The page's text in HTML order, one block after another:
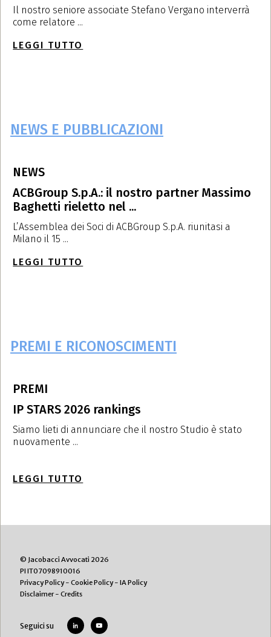
Il nostro seniore associate Stefano Vergano interverrà
come relatore ...
LEGGI TUTTO
NEWS E PUBBLICAZIONI
NEWS
ACBGroup S.p.A.: il nostro partner Massimo
Baghetti rieletto nel ...
L’Assemblea dei Soci di ACBGroup S.p.A. riunitasi a
Milano il 15 ...
LEGGI TUTTO
PREMI E RICONOSCIMENTI
PREMI
IP STARS 2026 rankings
Siamo lieti di annunciare che il nostro Studio è stato
nuovamente ...
LEGGI TUTTO
© Jacobacci Avvocati 2026
PI IT07098910016
Privacy Policy- Cookie Policy- IA Policy
Disclaimer- Credits
Seguici su